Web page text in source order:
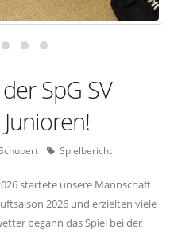
SpG SV
Spielbericht
startete unsere Mannschaft
2026 und erzielten viele
begann das Spiel bei der